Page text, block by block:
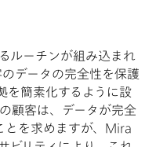
ルーチンが組み込まれ
データの完全性を保護
を簡素化するように設
顧客は、データが完全
とを求めますが、Mira